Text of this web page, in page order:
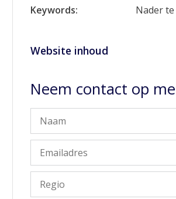
Keywords: Nader
Website inhoud
Neem contact op